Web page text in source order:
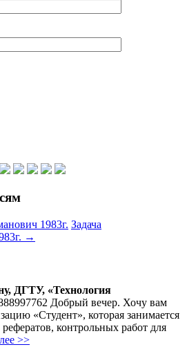
1983г. Задача
→
ДГТУ, «Технология
Добрый вечер. Хочу вам
«Студент», которая занимается
контрольных работ для
>>